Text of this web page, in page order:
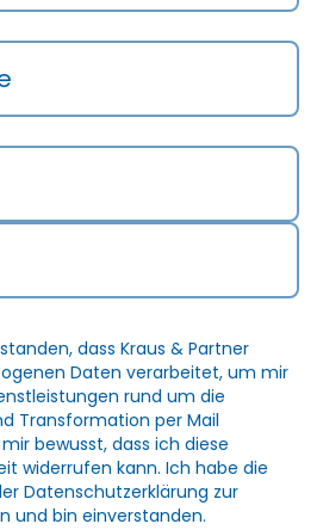
dass Kraus & Partner
Daten verarbeitet, um mir
rund um die
Transformation per Mail
bewusst, dass ich diese
widerrufen kann. Ich habe die
Datenschutzerklärung zur
und bin einverstanden.